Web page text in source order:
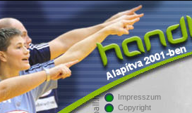
Impresszum
Copyright